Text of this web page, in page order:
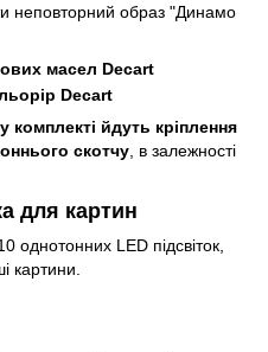
неповторний образ "Динамо
у комплекті йдуть кріплення
скотчу , в залежності
для картин
LED підсвіток,
картини.